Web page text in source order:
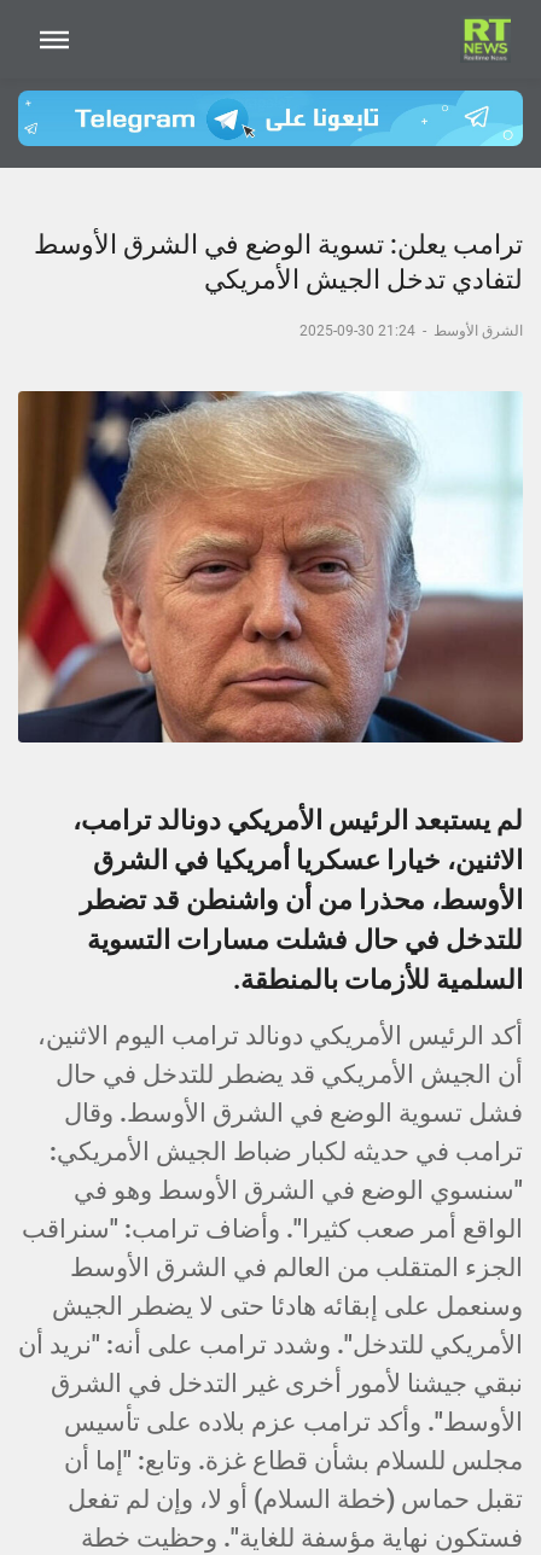
ترامب يعلن: تسوية الوضع في الشرق الأوسط
لتفادي تدخل الجيش الأمريكي
الشرق الأوسط -
21:24 30-09-2025
لم يستبعد الرئيس الأمريكي دونالد ترامب،
الاثنين، خيارا عسكريا أمريكيا في الشرق
الأوسط، محذرا من أن واشنطن قد تضطر
للتدخل في حال فشلت مسارات التسوية
السلمية للأزمات بالمنطقة.
أكد الرئيس الأمريكي دونالد ترامب اليوم الاثنين،
أن الجيش الأمريكي قد يضطر للتدخل في حال
فشل تسوية الوضع في الشرق الأوسط. وقال
ترامب في حديثه لكبار ضباط الجيش الأمريكي:
"سنسوي الوضع في الشرق الأوسط وهو في
الواقع أمر صعب كثيرا". وأضاف ترامب: "سنراقب
الجزء المتقلب من العالم في الشرق الأوسط
وسنعمل على إبقائه هادئا حتى لا يضطر الجيش
الأمريكي للتدخل". وشدد ترامب على أنه: "نريد أن
نبقي جيشنا لأمور أخرى غير التدخل في الشرق
الأوسط". وأكد ترامب عزم بلاده على تأسيس
مجلس للسلام بشأن قطاع غزة. وتابع: "إما أن
تقبل حماس (خطة السلام) أو لا، وإن لم تفعل
فستكون نهاية مؤسفة للغاية". وحظيت خطة